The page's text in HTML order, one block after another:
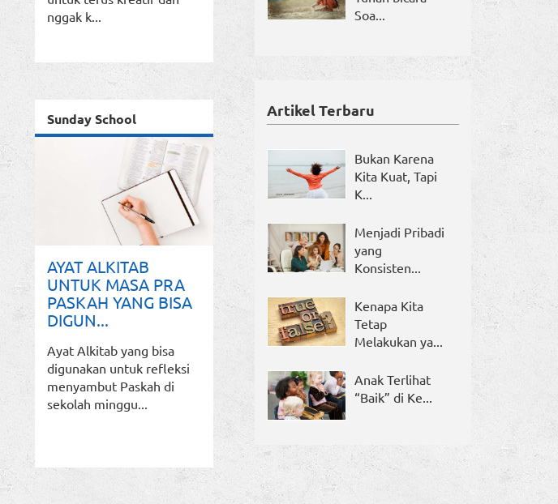
nggak k...
Sunday School
AYAT ALKITAB
UNTUK MASA PRA
PASKAH YANG BISA
DIGUN...
Ayat Alkitab yang bisa
digunakan untuk refleksi
menyambut Paskah di
sekolah minggu...
Soa...
Artikel Terbaru
Bukan Karena
Kita Kuat, Tapi
K...
Menjadi Pribadi
yang
Konsisten...
Kenapa Kita
Tetap
Melakukan ya...
Anak Terlihat
“Baik” di Ke...